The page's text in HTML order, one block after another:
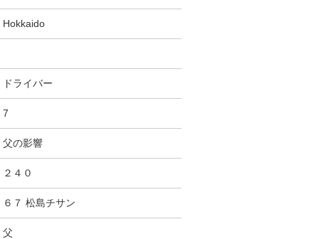
Hokkaido
ドライバー
7
父の影響
２４０
６７ 松島チサン
父